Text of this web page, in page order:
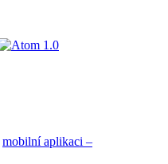
mobilní aplikaci –